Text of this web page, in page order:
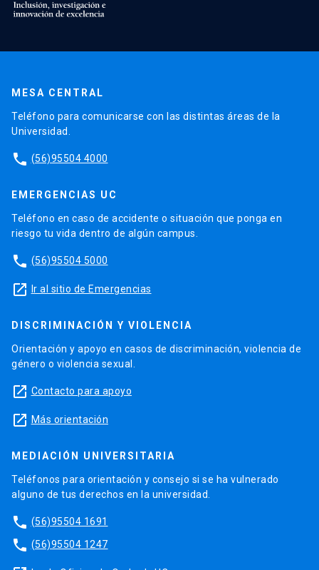
MESA CENTRAL
Teléfono para comunicarse con las distintas áreas de la
Universidad.
phone (56)95504 4000
EMERGENCIAS UC
Teléfono en caso de accidente o situación que ponga en
riesgo tu vida dentro de algún campus.
phone (56)95504 5000
launch Ir al sitio de Emergencias
DISCRIMINACIÓN Y VIOLENCIA
Orientación y apoyo en casos de discriminación, violencia de
género o violencia sexual.
launch Contacto para apoyo
launch Más orientación
MEDIACIÓN UNIVERSITARIA
Teléfonos para orientación y consejo si se ha vulnerado
alguno de tus derechos en la universidad.
phone (56)95504 1691
phone (56)95504 1247